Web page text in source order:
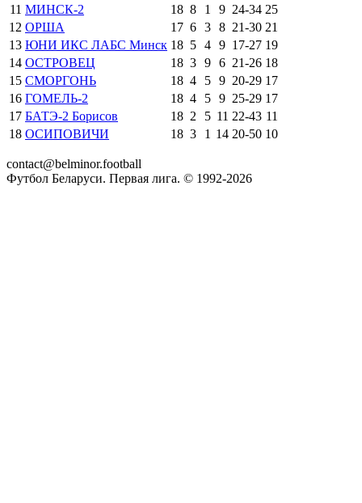
11 МИНСК-2 18 8 1 9 24-34 25
12 ОРША 17 6 3 8 21-30 21
13 ЮНИ ИКС ЛАБС Минск 18 5 4 9 17-27 19
14 ОСТРОВЕЦ 18 3 9 6 21-26 18
15 СМОРГОНЬ 18 4 5 9 20-29 17
16 ГОМЕЛЬ-2 18 4 5 9 25-29 17
17 БАТЭ-2 Борисов 18 2 5 11 22-43 11
18 ОСИПОВИЧИ 18 3 1 14 20-50 10
contact@belminor.football
Футбол Беларуси. Первая лига. © 1992-2026